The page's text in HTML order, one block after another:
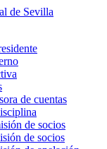
de cuentas
de socios
de socios